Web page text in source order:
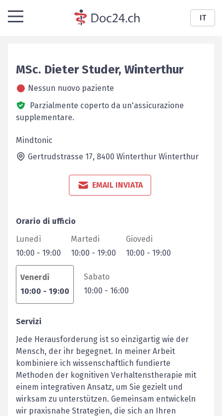
IT
MSc. Dieter Studer, Winterthur
Nessun nuovo paziente
Parzialmente coperto da un'assicurazione
supplementare.
Mindtonic
Gertrudstrasse 17, 8400 Winterthur Winterthur
EMAIL INVIATA
Orario di ufficio
Lunedì
10:00 - 19:00
Martedi
10:00 - 19:00
Giovedi
10:00 - 19:00
Venerdì
10:00 - 19:00
Sabato
10:00 - 16:00
Servizi
Jede Herausforderung ist so einzigartig wie der
Mensch, der ihr begegnet. In meiner Arbeit
kombiniere ich wissenschaftlich fundierte
Methoden der kognitiven Verhaltenstherapie mit
einem integrativen Ansatz, um Sie gezielt und
wirksam zu unterstützen. Gemeinsam entwickeln
wir praxisnahe Strategien, die sich an Ihren